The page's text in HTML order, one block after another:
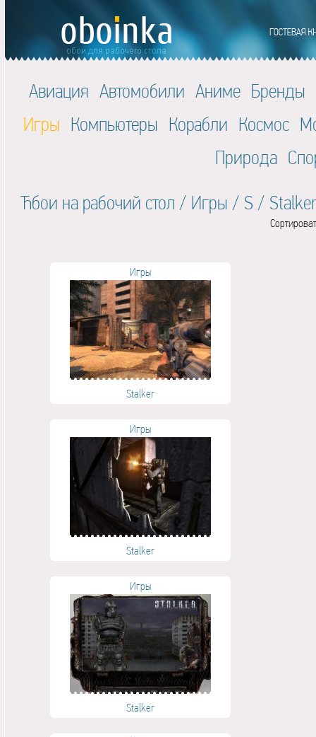
Авиация Автомобили Аниме Бренды
Игры Компьютеры Корабли Космос
Природа
Ћбои на рабочий стол / Игры / S / Stalker
Игры
Stalker
Игры
Stalker
Игры
Stalker